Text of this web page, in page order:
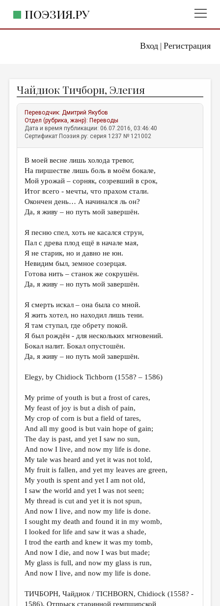
Вход| Регистрация
ПОЭЗИЯ.РУ
ЖАНРЫ
АВТОРЫ
КОММЕНТАРИИ
ЛИТСАЛОН
НОВОСТИ
ПРАВИЛА САЙТА
ОТДЕЛЫ И РУБРИКИ
ИЗБРАННОЕ
ДАЙДЖЕСТ
ПРОИЗВЕДЕНИЯ
ПЕРЕВОДЫ
КОНКУРСЫ
ДЕТСКАЯ КОМНАТА
КНИЖНАЯ ПОЛКА
ОБЗОР ЛИТЕРАТУРЫ
СТРАНИЦЫ ПАМЯТИ
ОБЪЯВЛЕНИЯ
КОЛОНКА РЕДАКТОРА
РЕДКОЛЛЕГИЯ
ОТ РЕДАКЦИИ
МАЛАЯ ПРОЗА
ЭССЕИСТИКА
ЛИТЕРАТУРОВЕДЕНИЕ
КУЛЬТУРОВЕДЕНИЕ
ПУБЛИЦИСТИКА
РЕЦЕНЗИРОВАНИЕ
ЦИКЛЫ ПУБЛИКАЦИЙ
ТРЕДИАКОВСКИЙ
ВКОНТАКТЕ
Чайдиок Тичборн, Элегия
Переводчик:Дмитрий Якубов
Отдел (рубрика, жанр): Переводы
Дата и время публикации: 06.07.2016, 03:46:40
Сертификат Поэзия.ру: серия 1237 № 121002
В моей весне лишь холода тревог,
На пиршестве лишь боль в моём бокале,
Мой урожай – сорняк, созревший в срок,
Итог всего - мечты, что прахом стали.
Окончен день… А начинался ль он?
Да, я живу – но путь мой завершён.
Я песню спел, хоть не касался струн,
Пал с древа плод ещё в начале мая,
Я не старик, но и давно не юн.
Невидим был, земное созерцая.
Готова нить – станок же сокрушён.
Да, я живу – но путь мой завершён.
Я смерть искал – она была со мной.
Я жить хотел, но находил лишь тени.
Я там ступал, где обрету покой.
Я был рождён - для нескольких мгновений.
Бокал налит. Бокал опустошён.
Да, я живу – но путь мой завершён.
Elegy, by Chidiock Tichborn (1558? – 1586)
My prime of youth is but a frost of cares,
My feast of joy is but a dish of pain,
My crop of corn is but a field of tares,
And all my good is but vain hope of gain;
The day is past, and yet I saw no sun,
And now I live, and now my life is done.
My tale was heard and yet it was not told,
My fruit is fallen, and yet my leaves are green,
My youth is spent and yet I am not old,
I saw the world and yet I was not seen;
My thread is cut and yet it is not spun,
And now I live, and now my life is done.
I sought my death and found it in my womb,
I looked for life and saw it was a shade,
I trod the earth and knew it was my tomb,
And now I die, and now I was but made;
My glass is full, and now my glass is run,
And now I live, and now my life is done.
ТИЧБОРН, Чайдиок / TICHBORN, Chidiock (1558? -
1586). Отпрыск старинной гемпширской